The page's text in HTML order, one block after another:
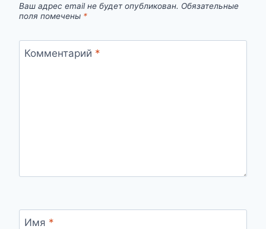
Ваш адрес email не будет опубликован. Обязательные
поля помечены *
Комментарий *
Имя *